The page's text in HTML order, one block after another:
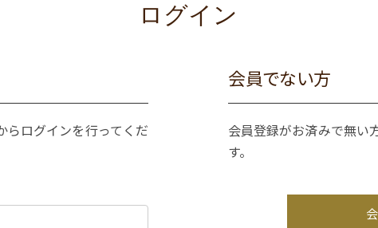
ログイン
らログインを行ってくだ
会員でない方
会員登録がお済みで無い
す。